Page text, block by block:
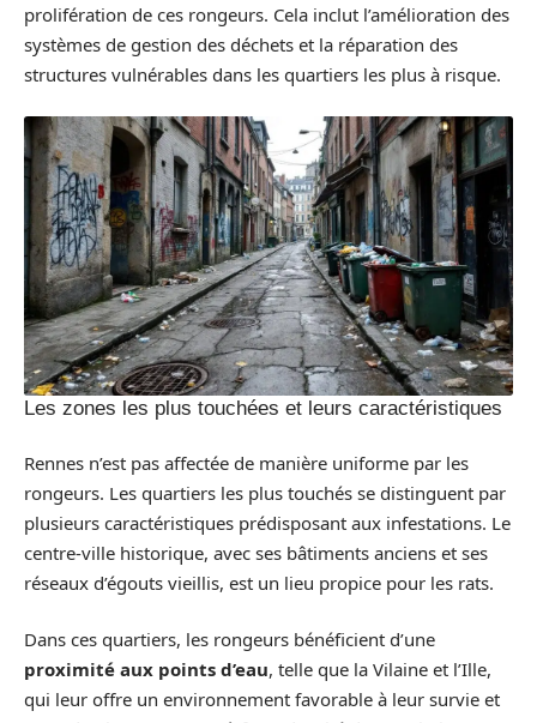
prolifération de ces rongeurs. Cela inclut l’amélioration des
systèmes de gestion des déchets et la réparation des
structures vulnérables dans les quartiers les plus à risque.
Les zones les plus touchées et leurs caractéristiques
Rennes n’est pas affectée de manière uniforme par les
rongeurs. Les quartiers les plus touchés se distinguent par
plusieurs caractéristiques prédisposant aux infestations. Le
centre-ville historique, avec ses bâtiments anciens et ses
réseaux d’égouts vieillis, est un lieu propice pour les rats.
Dans ces quartiers, les rongeurs bénéficient d’une
proximité aux points d’eau, telle que la Vilaine et l’Ille,
qui leur offre un environnement favorable à leur survie et